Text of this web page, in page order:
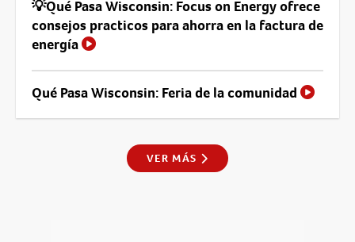
💡Qué Pasa Wisconsin: Focus on Energy ofrece
consejos practicos para ahorra en la factura de
energía
Qué Pasa Wisconsin: Feria de la comunidad
VER MÁS